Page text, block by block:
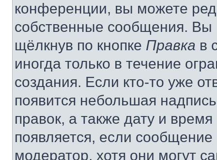
конференции, вы можете
собственные сообщения. Вы
щёлкнув по кнопке Правка в
иногда только в течение
создания. Если кто-то уже
появится небольшая
правок, а также дату и
появляется, если
модератор, хотя они могут